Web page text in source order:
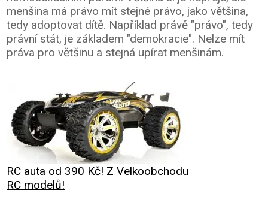
menšina má právo mít stejné právo, jako většina,
tedy adoptovat dítě. Například právě "právo", tedy
právní stát, je základem "demokracie". Nelze mít
práva pro většinu a stejná upírat menšinám.
RC auta od 390 Kč! Z Velkoobchodu
RC modelů!